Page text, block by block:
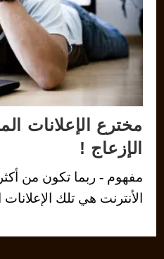
مخترع الإعلانات
الإزعاج !
مفهوم - ربما تكون من
الأنترنت هي تلك